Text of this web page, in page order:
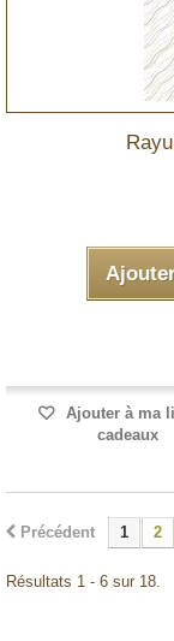
Ajouter à ma
cadeaux
Précédent 1 2
Résultats 1 - 6 sur 18.